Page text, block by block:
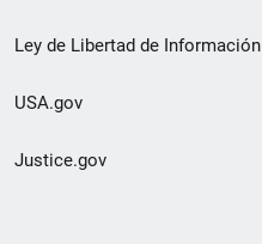
Ley de Libertad de Información
USA.gov
Justice.gov